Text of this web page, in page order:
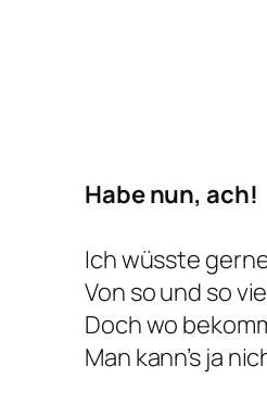
Habe nun, ach!
Ich wüsste
Von so und so
Doch wo
Man kann’s ja